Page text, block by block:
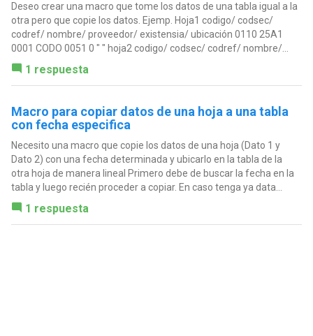
Deseo crear una macro que tome los datos de una tabla igual a la
otra pero que copie los datos. Ejemp. Hoja1 codigo/ codsec/
codref/ nombre/ proveedor/ existensia/ ubicación 0110 25A1
0001 CODO 0051 0 " " hoja2 codigo/ codsec/ codref/ nombre/...
1 respuesta
Macro para copiar datos de una hoja a una tabla
con fecha especifica
Necesito una macro que copie los datos de una hoja (Dato 1 y
Dato 2) con una fecha determinada y ubicarlo en la tabla de la
otra hoja de manera lineal Primero debe de buscar la fecha en la
tabla y luego recién proceder a copiar. En caso tenga ya data...
1 respuesta